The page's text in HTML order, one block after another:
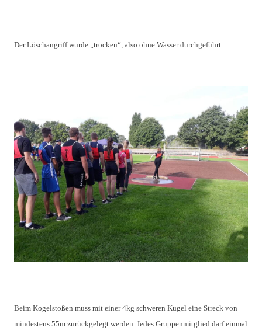
Der Löschangriff wurde „trocken“, also ohne Wasser durchgeführt.
Beim Kogelstoßen muss mit einer 4kg schweren Kugel eine Streck von
mindestens 55m zurückgelegt werden. Jedes Gruppenmitglied darf einmal